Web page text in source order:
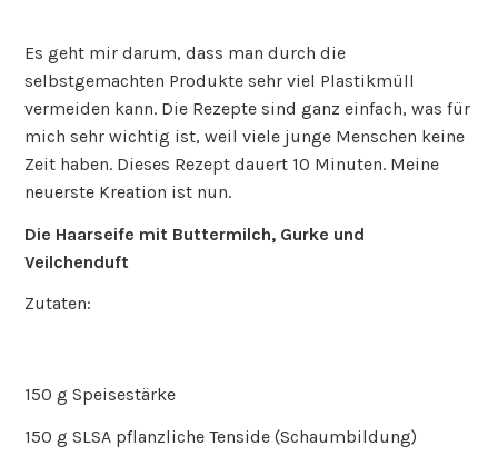
Es geht mir darum, dass man durch die
selbstgemachten Produkte sehr viel Plastikmüll
vermeiden kann. Die Rezepte sind ganz einfach, was für
mich sehr wichtig ist, weil viele junge Menschen keine
Zeit haben. Dieses Rezept dauert 10 Minuten. Meine
neuerste Kreation ist nun.
Die Haarseife mit Buttermilch, Gurke und
Veilchenduft
Zutaten:
150 g Speisestärke
150 g SLSA pflanzliche Tenside (Schaumbildung)